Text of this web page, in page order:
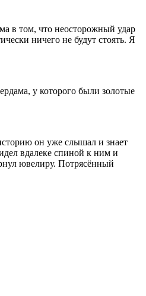
в том, что неосторожный удар
ничего не будут стоять. Я
у которого были золотые
он уже слышал и знает
вдалеке спиной к ним и
ювелиру. Потрясённый